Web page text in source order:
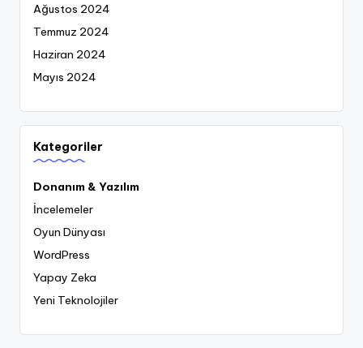
Ağustos 2024
Temmuz 2024
Haziran 2024
Mayıs 2024
Kategoriler
Donanım & Yazılım
İncelemeler
Oyun Dünyası
WordPress
Yapay Zeka
Yeni Teknolojiler